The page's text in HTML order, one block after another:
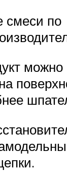
смеси по
можно